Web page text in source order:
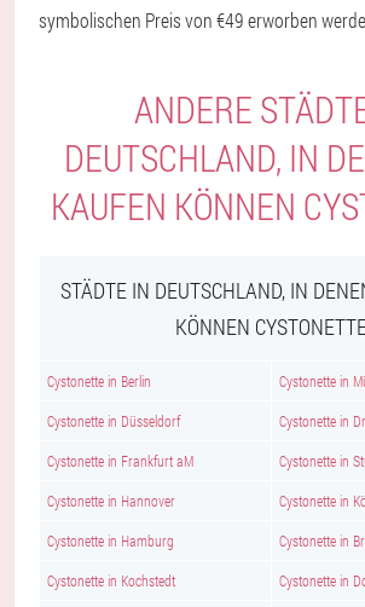
symbolischen Preis von €49 erworben
ANDERE
DEUTSCHLAND, IN
KAUFEN KÖNNEN
STÄDTE IN DEUTSCHLAND, IN
KÖNNEN
Cystonette in Berlin Cystonette in
Cystonette in Düsseldorf Cystonette in
Cystonette in Frankfurt aM Cystonette in
Cystonette in Hannover Cystonette in
Cystonette in Hamburg Cystonette in
Cystonette in Kochstedt Cystonette in